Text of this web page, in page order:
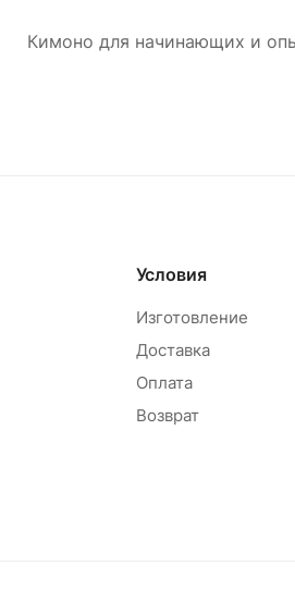
Кимоно для начинающих и
Условия
Изготовление
Доставка
Оплата
Возврат